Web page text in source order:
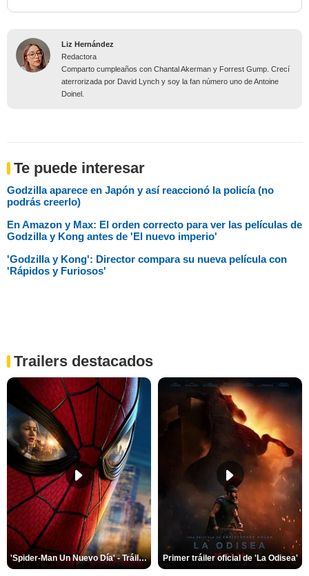
Liz Hernández
Redactora
Comparto cumpleaños con Chantal Akerman y Forrest Gump. Crecí
aterrorizada por David Lynch y soy la fan número uno de Antoine
Doinel.
Te puede interesar
Godzilla aparece en Japón y así reaccionó la policía (no
podrás creerlo)
En Amazon y Max: El orden correcto para ver las películas de
Godzilla y Kong antes de 'El nuevo imperio'
'Godzilla y Kong': Director compara su nueva película con
'Rápidos y Furiosos'
Trailers destacados
'Spider-Man Un Nuevo Día' - Tráiler oficial subtitulado Primer tráiler oficial de 'La Odisea'